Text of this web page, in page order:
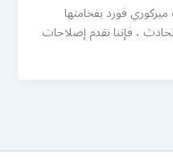
فورد بفخامتها
، فإننا نقدم إصلاحات